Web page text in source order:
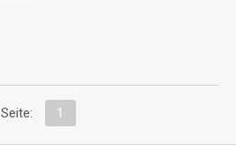
Seite: 1